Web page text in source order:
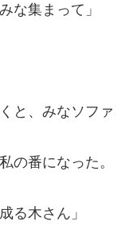
みな集まって」
と、みなソファ
の番になった。
る木さん」